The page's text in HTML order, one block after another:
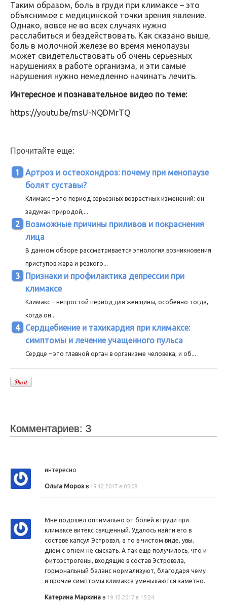
Таким образом, боль в груди при климаксе – это
объяснимое с медицинской точки зрения явление.
Однако, вовсе не во всех случаях нужно
расслабиться и бездействовать. Как сказано выше,
боль в молочной железе во время менопаузы
может свидетельствовать об очень серьезных
нарушениях в работе организма, и эти самые
нарушения нужно немедленно начинать лечить.
Интересное и познавательное видео по теме:
https://youtu.be/msU-NQDMrTQ
Прочитайте еще:
Артроз и остеохондроз: почему при менопаузе
болят суставы?
Климакс – это период серьезных возрастных изменений: он
задуман природой,...
Возможные причины приливов и покраснения
лица
В данном обзоре рассматривается этиология возникновения
приступов жара и резкого...
Признаки и профилактика депрессии при
климаксе
Климакс – непростой период для женщины, особенно тогда,
когда он...
Сердцебиение и тахикардия при климаксе:
симптомы и лечение учащенного пульса
Сердце – это главной орган в организме человека, и об...
Комментариев: 3
интересно
Ольга Мороз в 19.12.2017 в 05:08
Мне подошел оптимально от болей в груди при
климаксе витекс священный. Удалось найти его в
составе капсул Эстровэл, а то в чистом виде, увы,
днем с огнем не сыскать. А так еще получилось, что и
фитоэстрогены, входящие в состав Эстровэла,
гормональный баланс нормализуют, благодаря чему
и прочие симптомы климакса уменьшаются заметно.
Катерина Маркина в 19.12.2017 в 15:24